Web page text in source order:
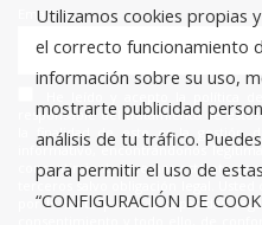
Email
responsable del tratamiento de estos
la finalidad de este es la gestión
informativo, encontrándonos
consentimiento que nos está
terceros salvo obligación legal.
por lo tanto posee la capacidad
Utilizamos cookies propias
el correcto funcionamiento
información sobre su uso,
mostrarte publicidad
análisis de tu tráfico. Puedes
para permitir el uso de
“CONFIGURACIÓN DE